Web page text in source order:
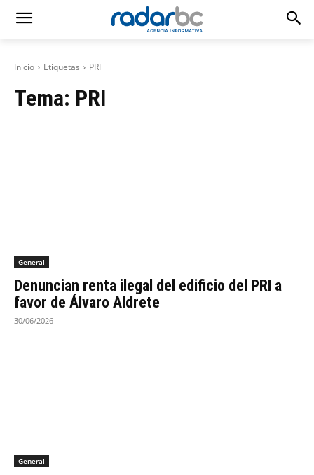
Inicio Etiquetas PRI
Tema: PRI
General
Denuncian renta ilegal del edificio del PRI a
favor de Álvaro Aldrete
30/06/2026
General